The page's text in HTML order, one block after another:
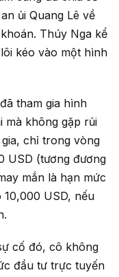
ủi Quang Lê về
Thúy Nga kể
kéo vào một hình
tham gia hình
mà không gặp rủi
chỉ trong vòng
USD (tương đương
mắn là hạn mức
USD, nếu
cố đó, cô không
đầu tư trực tuyến